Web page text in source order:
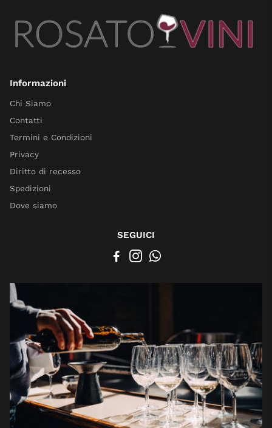
Informazioni
Chi Siamo
Contatti
Termini e Condizioni
Privacy
Diritto di recesso
Spedizioni
Dove siamo
SEGUICI